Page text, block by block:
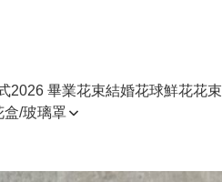
2026 畢業花束結婚花球鮮花花束
盒/玻璃罩